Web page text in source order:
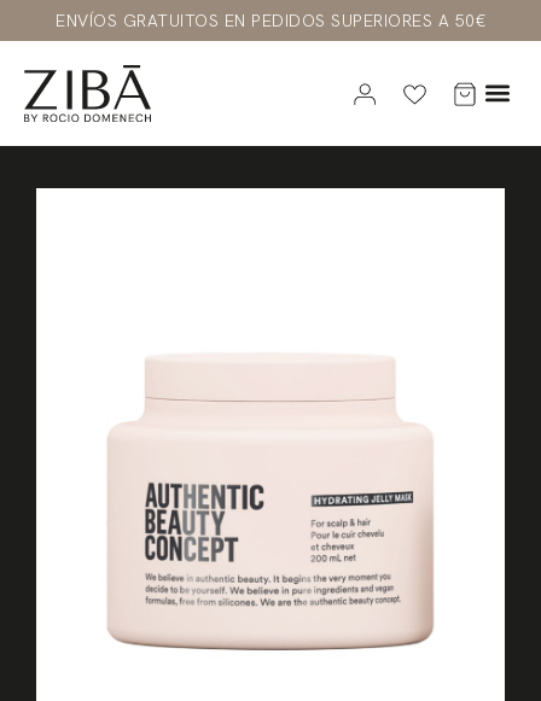
ENVÍOS GRATUITOS EN PEDIDOS SUPERIORES A 50€